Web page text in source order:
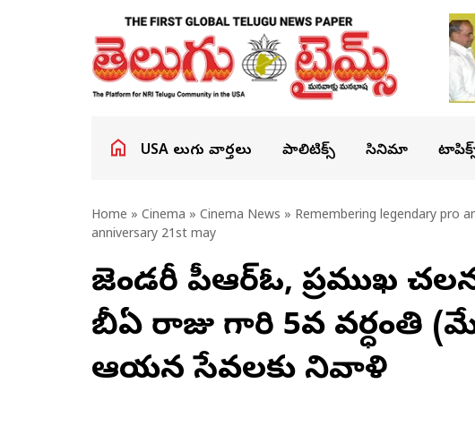
USA తెలుగు వార్తలు పాలిటిక్స్ సినిమా
Home » Cinema » Cinema News » Remembering legendary pro
anniversary 21st may
లెజెండరీ పీఆర్ఓ, ప్రముఖ
బీఏ రాజు గారి 5వ వర్ధంతి
ఆయన సేవలకు నివాళి